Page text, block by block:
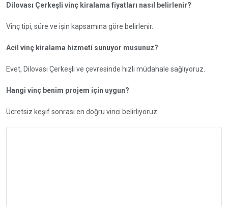
Dilovası Çerkeşli vinç kiralama fiyatları nasıl belirlenir?
Vinç tipi, süre ve işin kapsamına göre belirlenir.
Acil vinç kiralama hizmeti sunuyor musunuz?
Evet, Dilovası Çerkeşli ve çevresinde hızlı müdahale sağlıyoruz.
Hangi vinç benim projem için uygun?
Ücretsiz keşif sonrası en doğru vinci belirliyoruz.